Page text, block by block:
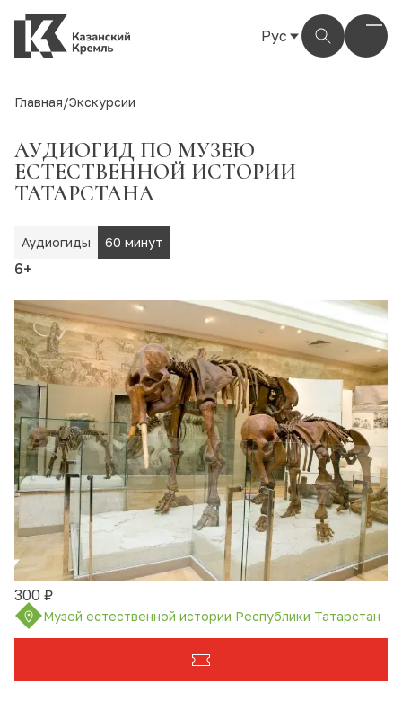
Рус
Главная/Экскурсии
АУДИОГИД ПО МУЗЕЮ
ЕСТЕСТВЕННОЙ ИСТОРИИ
ТАТАРСТАНА
Аудиогиды 60 минут
6+
300 ₽
Музей естественной истории Республики Татарстан